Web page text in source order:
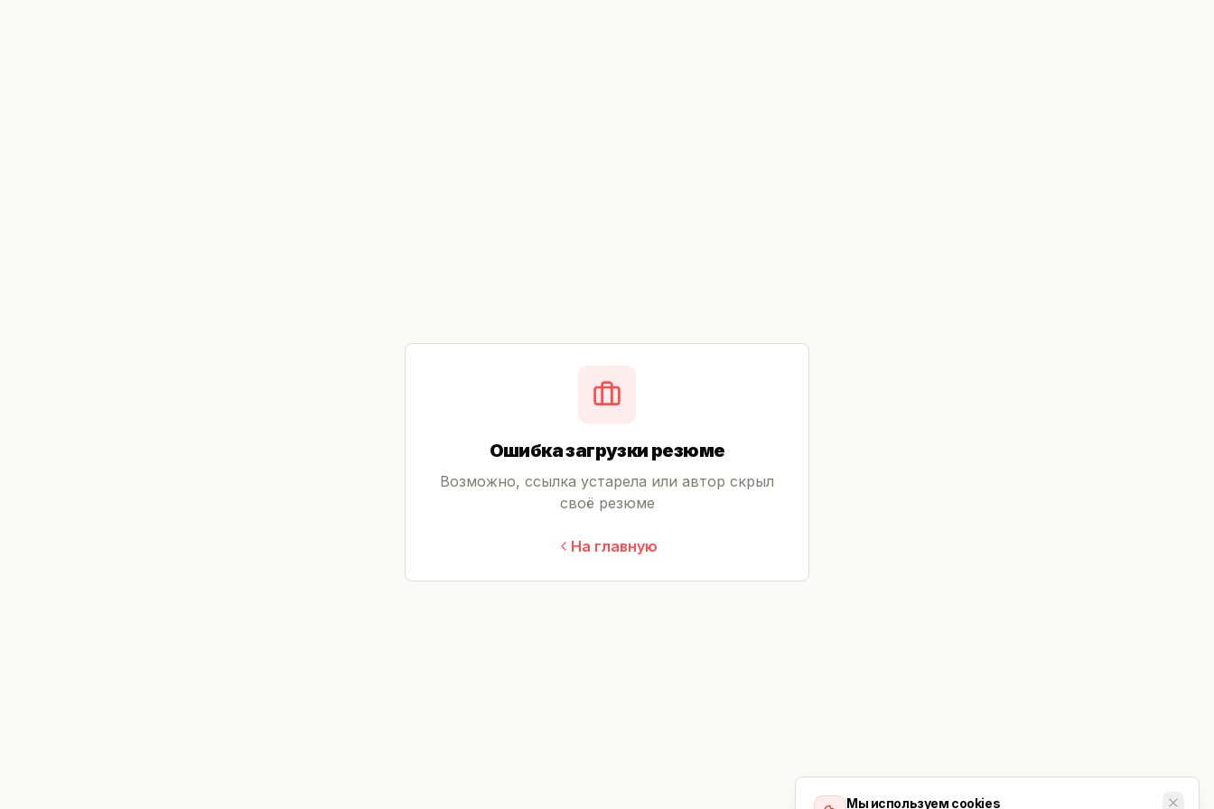
Мы используем cookies
Ошибка загрузки резюме
Возможно, ссылка устарела или автор скрыл
своё резюме
На главную